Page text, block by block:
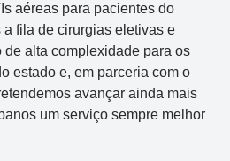
aéreas para pacientes do
fila de cirurgias eletivas e
de alta complexidade para os
estado e, em parceria com o
avançar ainda mais
um serviço sempre melhor